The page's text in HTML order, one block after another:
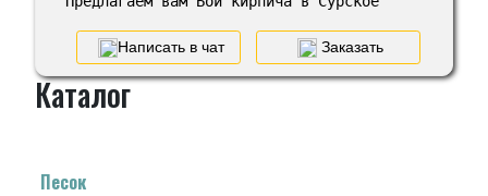
Написать в чат Заказать
Каталог
Песок